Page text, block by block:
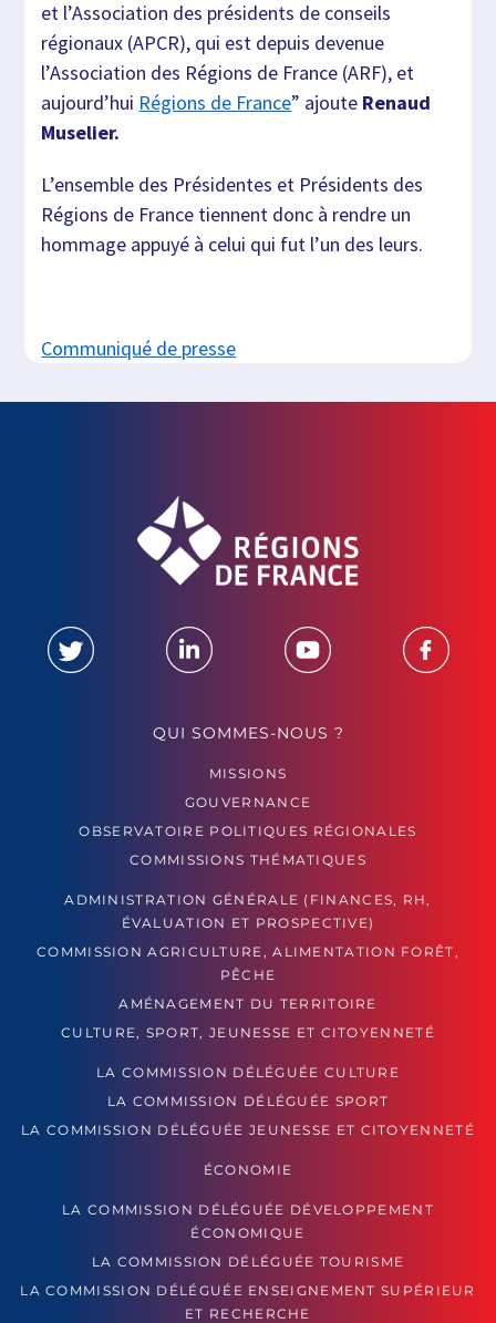
et l’Association des présidents de conseils
régionaux (APCR), qui est depuis devenue
l’Association des Régions de France (ARF), et
aujourd’hui Régions de France” ajoute Renaud
Muselier.
L’ensemble des Présidentes et Présidents des
Régions de France tiennent donc à rendre un
hommage appuyé à celui qui fut l’un des leurs.
Communiqué de presse
QUI SOMMES-NOUS ?
MISSIONS
GOUVERNANCE
OBSERVATOIRE POLITIQUES RÉGIONALES
COMMISSIONS THÉMATIQUES
ADMINISTRATION GÉNÉRALE (FINANCES, RH,
ÉVALUATION ET PROSPECTIVE)
COMMISSION AGRICULTURE, ALIMENTATION FORÊT,
PÊCHE
AMÉNAGEMENT DU TERRITOIRE
CULTURE, SPORT, JEUNESSE ET CITOYENNETÉ
LA COMMISSION DÉLÉGUÉE CULTURE
LA COMMISSION DÉLÉGUÉE SPORT
LA COMMISSION DÉLÉGUÉE JEUNESSE ET CITOYENNETÉ
ÉCONOMIE
LA COMMISSION DÉLÉGUÉE DÉVELOPPEMENT
ÉCONOMIQUE
LA COMMISSION DÉLÉGUÉE TOURISME
LA COMMISSION DÉLÉGUÉE ENSEIGNEMENT SUPÉRIEUR
ET RECHERCHE